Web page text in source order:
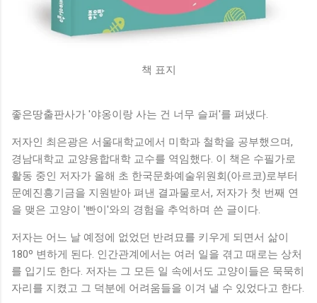
책 표지
좋은땅출판사가 '야옹이랑 사는 건 너무 슬퍼'를 펴냈다.
저자인 최은광은 서울대학교에서 미학과 철학을 공부했으며,
경남대학교 교양융합대학 교수를 역임했다. 이 책은 수필가로
활동 중인 저자가 올해 초 한국문화예술위원회(아르코)로부터
문예진흥기금을 지원받아 펴낸 결과물로서, 저자가 첫 번째 연
을 맺은 고양이 '빤이'와의 경험을 추억하며 쓴 글이다.
저자는 어느 날 예정에 없었던 반려묘를 키우게 되면서 삶이
180º 변하게 된다. 인간관계에서는 여러 일을 겪고 때로는 상처
를 입기도 한다. 저자는 그 모든 일 속에서도 고양이들은 묵묵히
자리를 지켰고 그 덕분에 어려움들을 이겨 낼 수 있었다고 한다.